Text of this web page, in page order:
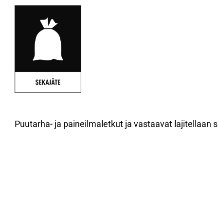
Puutarha- ja paineilmaletkut ja vastaavat lajitellaan